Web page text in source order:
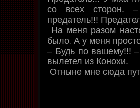
со всех сторон. –
предатель!!!
На меня разом
было. А у меня
– Будь по вашему!!!
вылетел из Конохи.
Отныне мне сюда